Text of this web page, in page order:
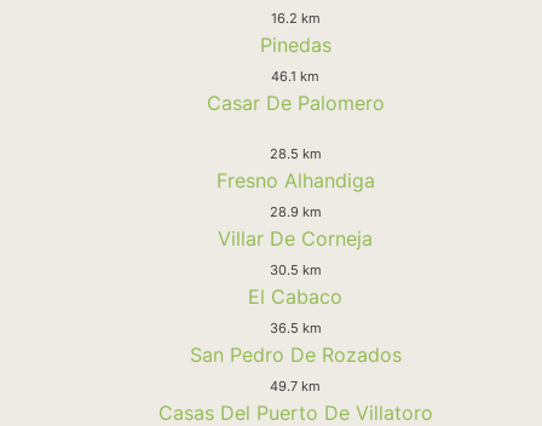
16.2 km
Pinedas
46.1 km
Casar De Palomero
28.5 km
Fresno Alhandiga
28.9 km
Villar De Corneja
30.5 km
El Cabaco
36.5 km
San Pedro De Rozados
49.7 km
Casas Del Puerto De Villatoro